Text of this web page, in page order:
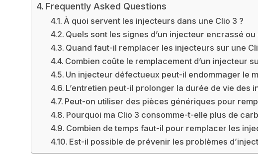
Frequently Asked Questions
À quoi servent les injecteurs dans une Clio 3 ?
Quels sont les signes d’un injecteur encrassé
Quand faut-il remplacer les injecteurs sur une
Combien coûte le remplacement d’un injecteur
Un injecteur défectueux peut-il endommager le
L’entretien peut-il prolonger la durée de vie des
Peut-on utiliser des pièces génériques pour
Pourquoi ma Clio 3 consomme-t-elle plus de
Combien de temps faut-il pour remplacer les
Est-il possible de prévenir les problèmes